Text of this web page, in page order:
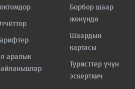
Токтомдор
Тарифтер
аралык
Борбор шаар
жөнүндө
Шаардын
картасы
Туристтер үчүн
эскерткич